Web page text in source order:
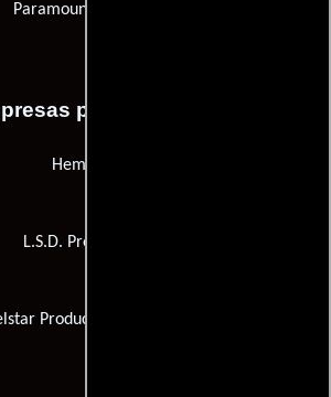
Paramount Pictures
productoras
Hemdale
L.S.D. Production
Productions Limited